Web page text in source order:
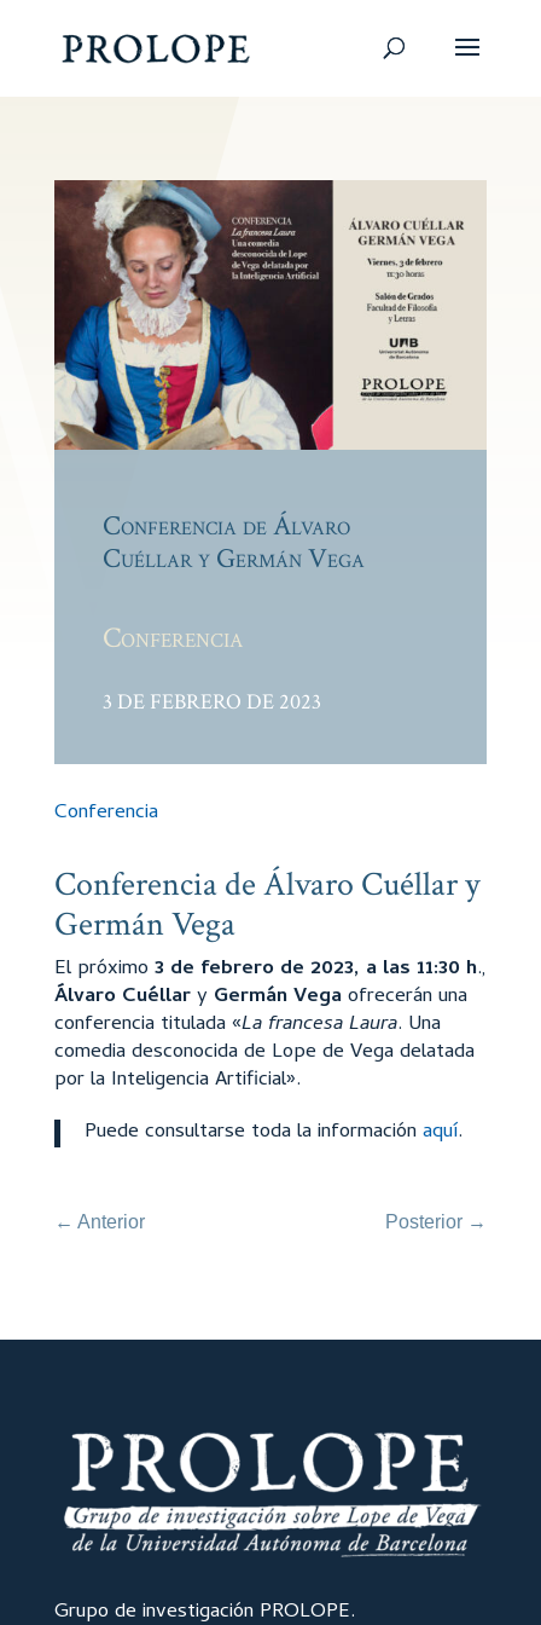
Conferencia de Álvaro
Cuéllar y Germán Vega
Conferencia
3 DE FEBRERO DE 2023
Conferencia
Conferencia de Álvaro Cuéllar y
Germán Vega
El próximo 3 de febrero de 2023, a las 11:30 h.,
Álvaro Cuéllary Germán Vegaofrecerán una
conferencia titulada «La francesa Laura. Una
comedia desconocida de Lope de Vega delatada
por la Inteligencia Artificial».
Puede consultarse toda la informaciónaquí.
← Anterior Posterior →
Grupo de investigación PROLOPE.